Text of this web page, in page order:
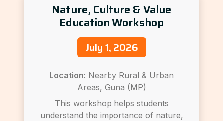
Nature, Culture & Value
Education Workshop
July 1, 2026
Location: Nearby Rural & Urban
Areas, Guna (MP)
This workshop helps students
understand the importance of nature,